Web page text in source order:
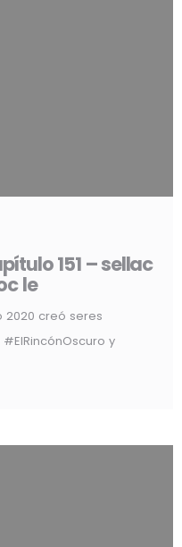
151 – sellac
le
2020 creó seres
y
10 de la noche. Sí, lo